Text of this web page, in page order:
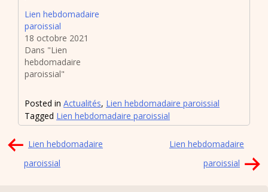
Lien hebdomadaire
paroissial
18 octobre 2021
Dans "Lien
hebdomadaire
paroissial"
Posted in Actualités, Lien hebdomadaire paroissial
Tagged Lien hebdomadaire paroissial
Navigation
de
Lien hebdomadaire
paroissial
Lien hebdomadaire
paroissial